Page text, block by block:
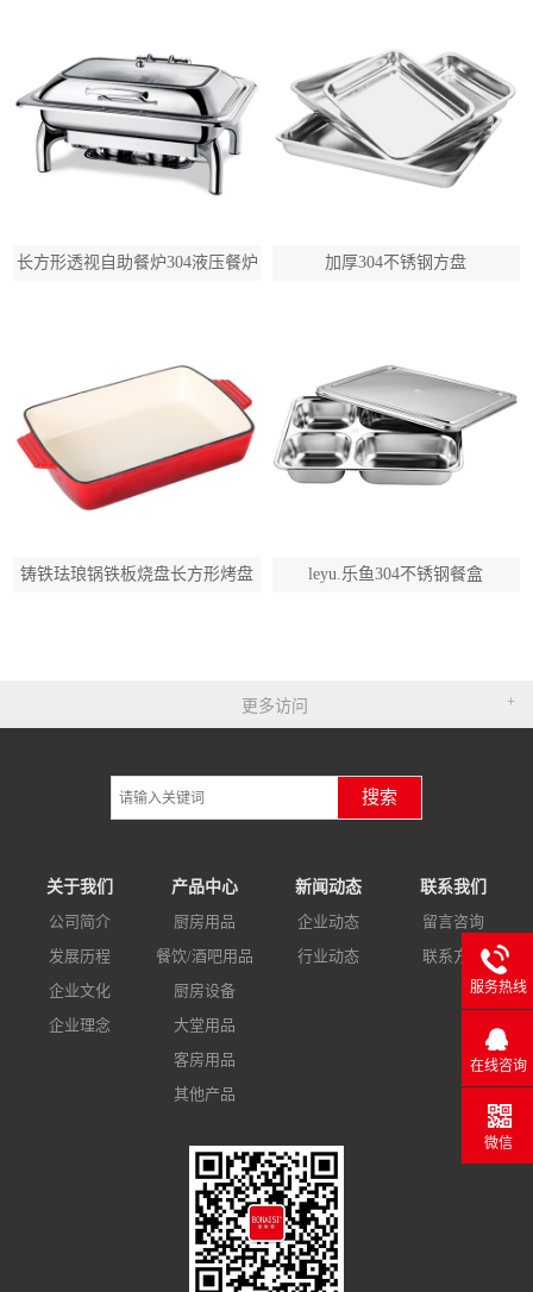
长方形透视自助餐炉304液压餐炉 加厚304不锈钢方盘
铸铁珐琅锅铁板烧盘长方形烤盘 leyu.乐鱼304不锈钢餐盒
更多访问
搜索
关于我们
公司简介
发展历程
企业文化
企业理念
产品中心
厨房用品
餐饮/酒吧用品
厨房设备
大堂用品
客房用品
其他产品
新闻动态
企业动态
行业动态
联系我们
留言咨询
联系方式
服务热线
在线咨询
微信